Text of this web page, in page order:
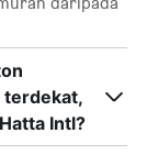
terdekat,
Intl?